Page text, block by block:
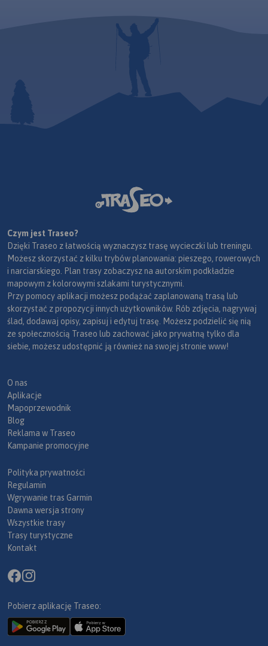
Czym jest Traseo?
Dzięki Traseo z łatwością wyznaczysz trasę wycieczki lub treningu.
Możesz skorzystać z kilku trybów planowania: pieszego, rowerowych
i narciarskiego. Plan trasy zobaczysz na autorskim podkładzie
mapowym z kolorowymi szlakami turystycznymi.
Przy pomocy aplikacji możesz podążać zaplanowaną trasą lub
skorzystać z propozycji innych użytkowników. Rób zdjęcia, nagrywaj
ślad, dodawaj opisy, zapisuj i edytuj trasę. Możesz podzielić się nią
ze społecznością Traseo lub zachować jako prywatną tylko dla
siebie, możesz udostępnić ją również na swojej stronie www!
O nas
Aplikacje
Mapoprzewodnik
Blog
Reklama w Traseo
Kampanie promocyjne
Polityka prywatności
Regulamin
Wgrywanie tras Garmin
Dawna wersja strony
Wszystkie trasy
Trasy turystyczne
Kontakt
Pobierz aplikację Traseo: